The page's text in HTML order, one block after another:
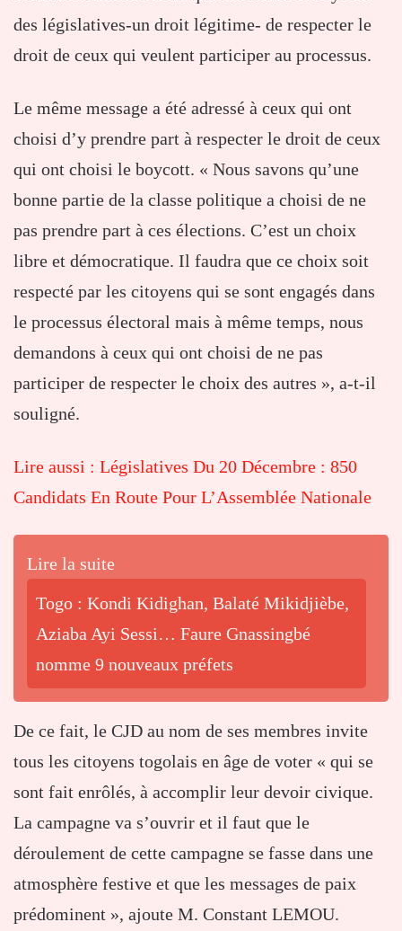
des législatives-un droit légitime- de respecter le
droit de ceux qui veulent participer au processus.
Le même message a été adressé à ceux qui ont
choisi d’y prendre part à respecter le droit de ceux
qui ont choisi le boycott. « Nous savons qu’une
bonne partie de la classe politique a choisi de ne
pas prendre part à ces élections. C’est un choix
libre et démocratique. Il faudra que ce choix soit
respecté par les citoyens qui se sont engagés dans
le processus électoral mais à même temps, nous
demandons à ceux qui ont choisi de ne pas
participer de respecter le choix des autres », a-t-il
souligné.
Lire aussi : Législatives Du 20 Décembre : 850
Candidats En Route Pour L’Assemblée Nationale
Lire la suite
Togo : Kondi Kidighan, Balaté Mikidjièbe,
Aziaba Ayi Sessi… Faure Gnassingbé
nomme 9 nouveaux préfets
De ce fait, le CJD au nom de ses membres invite
tous les citoyens togolais en âge de voter « qui se
sont fait enrôlés, à accomplir leur devoir civique.
La campagne va s’ouvrir et il faut que le
déroulement de cette campagne se fasse dans une
atmosphère festive et que les messages de paix
prédominent », ajoute M. Constant LEMOU.